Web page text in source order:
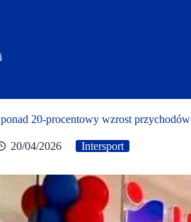
20-procentowy wzrost przychodów
20/04/2026 Intersport